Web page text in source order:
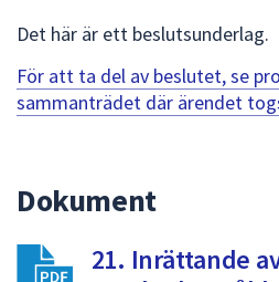
Det här är ett beslutsunderlag.
För att ta del av beslutet, se
sammanträdet där ärendet
Dokument
21. Inrättande